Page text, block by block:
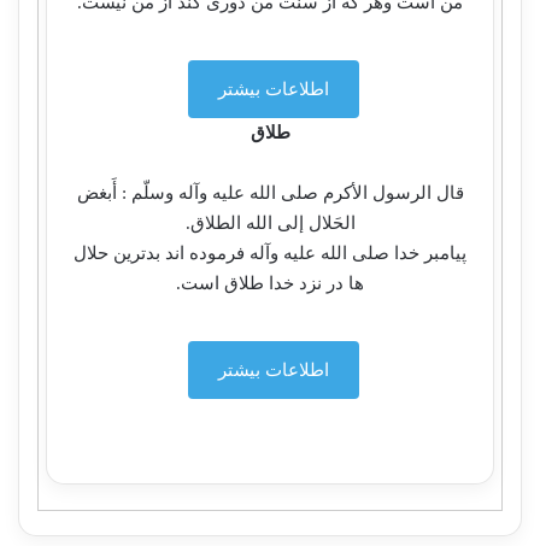
اطلاعات بیشتر
طلاق
قال الرسول الأكرم صلی الله علیه وآله وسلّم : أَبغض
الحَلال إلی الله الطلاق.
پیامبر خدا صلی الله علیه وآله فرموده اند بدترین حلال
ها در نزد خدا طلاق است.
اطلاعات بیشتر